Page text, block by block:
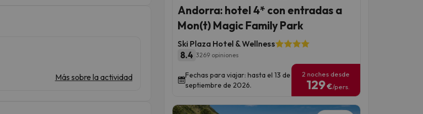
Más sobre la actividad
Andorra: hotel 4* con entradas a
Mon(t) Magic Family Park
Ski Plaza Hotel & Wellness
8.4 3269 opiniones
Fechas para viajar: hasta el 13 de
septiembre de 2026.
2 noches desde
129€/pers.